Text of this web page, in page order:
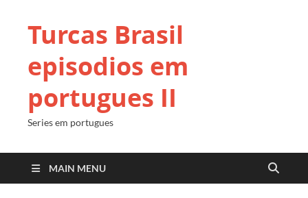
Turcas Brasil
episodios em
portugues II
Series em portugues
MAIN MENU